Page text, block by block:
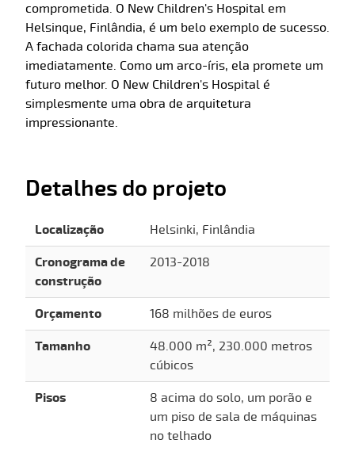
comprometida. O New Children's Hospital em
Helsinque, Finlândia, é um belo exemplo de sucesso.
A fachada colorida chama sua atenção
imediatamente. Como um arco-íris, ela promete um
futuro melhor. O New Children's Hospital é
simplesmente uma obra de arquitetura
impressionante.
Detalhes do projeto
Localização Helsinki, Finlândia
Cronograma de
construção
2013-2018
Orçamento 168 milhões de euros
Tamanho
48.000 m², 230.000 metros
cúbicos
Pisos
8 acima do solo, um porão e
um piso de sala de máquinas
no telhado